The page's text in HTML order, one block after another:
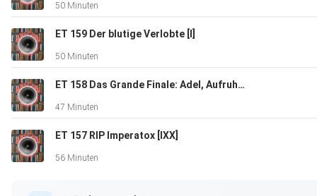
50 Minuten
ET 159 Der blutige Verlobte [I]
50 Minuten
ET 158 Das Grande Finale: Adel, Aufruhr, Abwasch [XX]
47 Minuten
ET 157 RIP Imperatox [IXX]
56 Minuten